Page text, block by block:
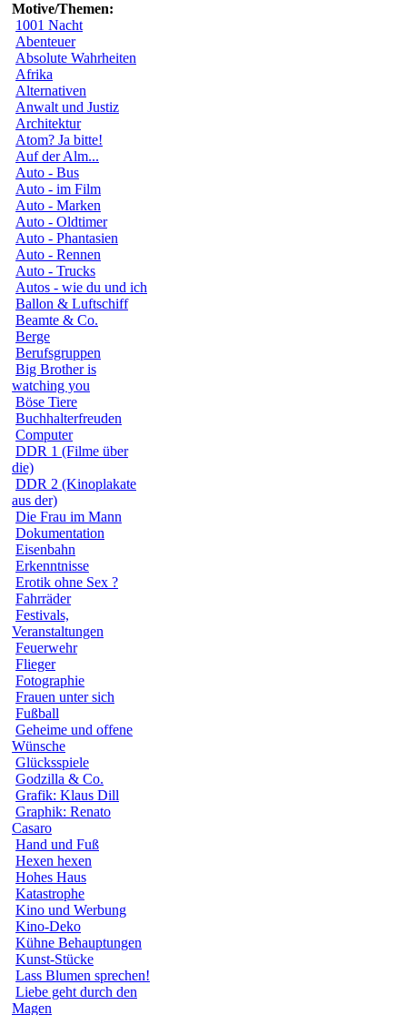
Motive/Themen:
1001 Nacht
Abenteuer
Absolute Wahrheiten
Afrika
Alternativen
Anwalt und Justiz
Architektur
Atom? Ja bitte!
Auf der Alm...
Auto - Bus
Auto - im Film
Auto - Marken
Auto - Oldtimer
Auto - Phantasien
Auto - Rennen
Auto - Trucks
Autos - wie du und ich
Ballon & Luftschiff
Beamte & Co.
Berge
Berufsgruppen
Big Brother is
watching you
Böse Tiere
Buchhalterfreuden
Computer
DDR 1 (Filme über
die)
DDR 2 (Kinoplakate
aus der)
Die Frau im Mann
Dokumentation
Eisenbahn
Erkenntnisse
Erotik ohne Sex ?
Fahrräder
Festivals,
Veranstaltungen
Feuerwehr
Flieger
Fotographie
Frauen unter sich
Fußball
Geheime und offene
Wünsche
Glücksspiele
Godzilla & Co.
Grafik: Klaus Dill
Graphik: Renato
Casaro
Hand und Fuß
Hexen hexen
Hohes Haus
Katastrophe
Kino und Werbung
Kino-Deko
Kühne Behauptungen
Kunst-Stücke
Lass Blumen sprechen!
Liebe geht durch den
Magen